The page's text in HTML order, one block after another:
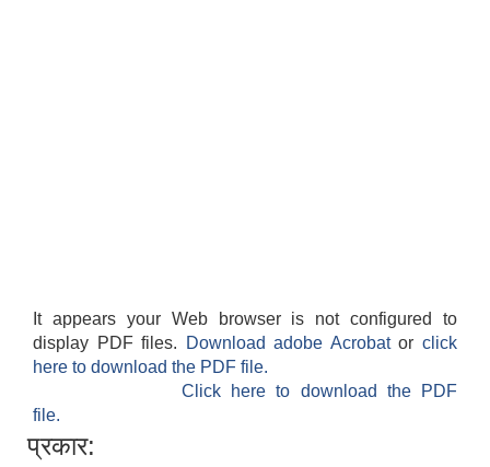
It appears your Web browser is not configured to
display PDF files.
Download adobe Acrobatorclick
here to download the PDF file.
Click here to download the PDF
file.
प्रकार: